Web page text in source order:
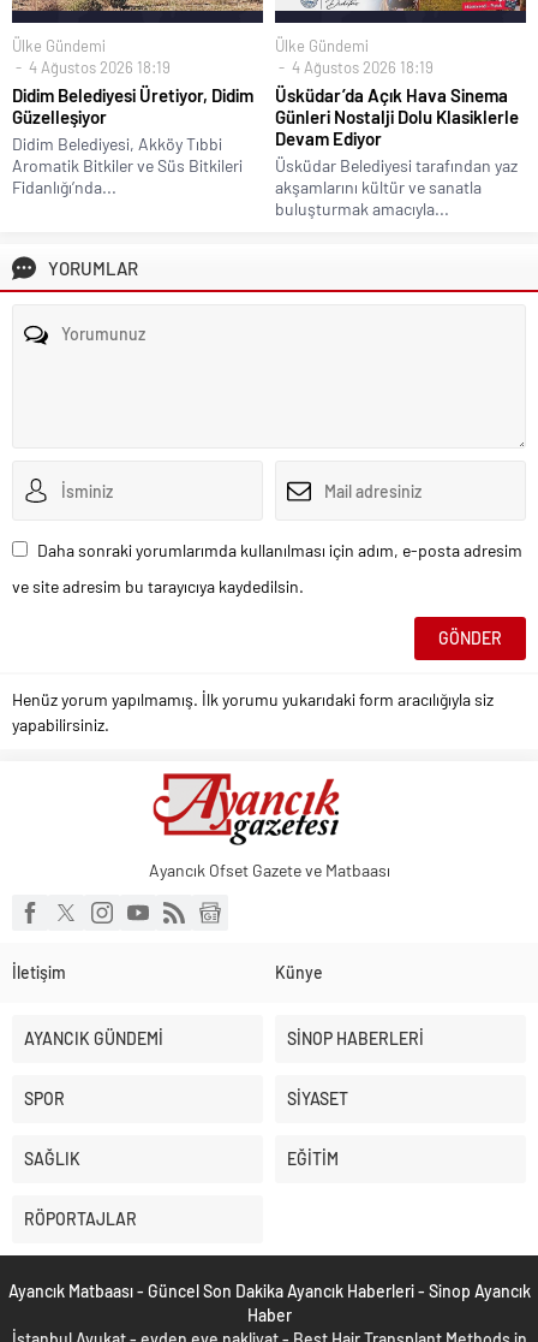
Ülke Gündemi
4 Ağustos 2026 18:19
Didim Belediyesi Üretiyor, Didim
Güzelleşiyor
Didim Belediyesi, Akköy Tıbbi
Aromatik Bitkiler ve Süs Bitkileri
Fidanlığı’nda...
Ülke Gündemi
4 Ağustos 2026 18:19
Üsküdar’da Açık Hava Sinema
Günleri Nostalji Dolu Klasiklerle
Devam Ediyor
Üsküdar Belediyesi tarafından yaz
akşamlarını kültür ve sanatla
buluşturmak amacıyla...
YORUMLAR
Daha sonraki yorumlarımda kullanılması için adım, e-posta adresim
ve site adresim bu tarayıcıya kaydedilsin.
Henüz yorum yapılmamış. İlk yorumu yukarıdaki form aracılığıyla siz
yapabilirsiniz.
Ayancık Ofset Gazete ve Matbaası
İletişim Künye
AYANCIK GÜNDEMİ SİNOP HABERLERİ
SPOR SİYASET
SAĞLIK EĞİTİM
RÖPORTAJLAR
Ayancık Matbaası - Güncel Son Dakika Ayancık Haberleri - Sinop Ayancık
Haber